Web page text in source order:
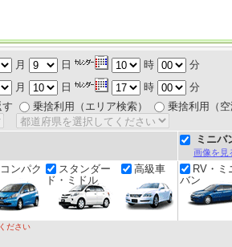
月 日 時
分
月 日 時
分
乗捨利用（エリア検索） 乗捨利用（空
ミニバ
画像を見
コンパク
スタンダー
ド・ミドル
高級車
RV・ミ
バン
ださい